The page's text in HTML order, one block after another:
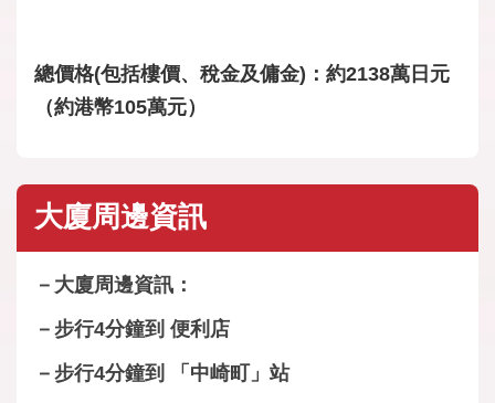
總價格(包括樓價、稅金及傭金)：約2138萬日元
（約港幣105萬元）
大廈周邊資訊
－大廈周邊資訊：
－步行4分鐘到 便利店
－步行4分鐘到 「中崎町」站